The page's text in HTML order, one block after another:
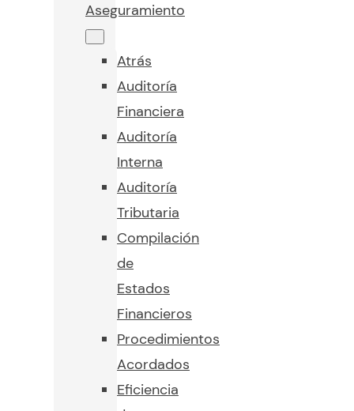
Aseguramiento
Atrás
Auditoría
Financiera
Auditoría
Interna
Auditoría
Tributaria
Compilación
de
Estados
Financieros
Procedimientos
Acordados
Eficiencia